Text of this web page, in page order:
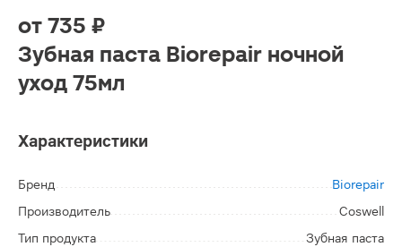
от 735 ₽
Зубная паста Biorepair ночной
уход 75мл
Характеристики
Бренд
Biorepair
Производитель
Coswell
Тип продукта
Зубная паста